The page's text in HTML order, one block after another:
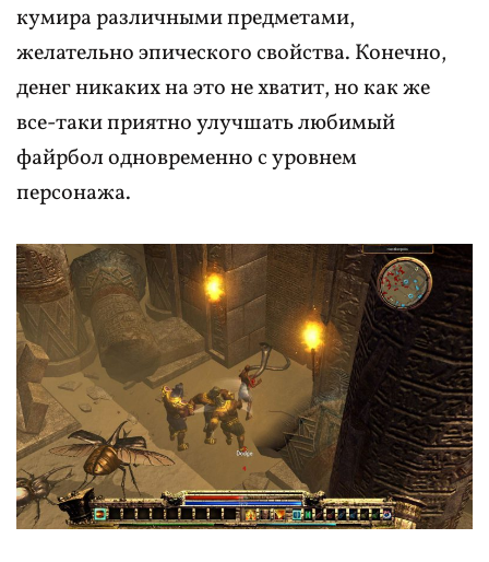
кумира различными предметами,
желательно эпического свойства. Конечно,
денег никаких на это не хватит, но как же
все-таки приятно улучшать любимый
файрбол одновременно с уровнем
персонажа.